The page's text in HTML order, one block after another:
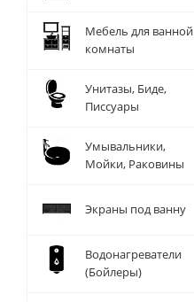
Мебель для ванной
комнаты
Унитазы, Биде,
Писсуары
Умывальники,
Мойки, Раковины
Экраны под ванну
Водонагреватели
(Бойлеры)